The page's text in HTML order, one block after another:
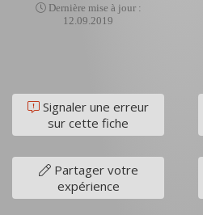
Dernière mise à jour :
12.09.2019
Signaler une erreur
sur cette fiche
Partager votre
expérience